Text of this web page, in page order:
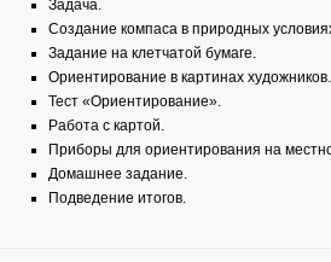
Задача.
Создание компаса в природных
Задание на клетчатой бумаге.
Ориентирование в картинах художников.
Тест «Ориентирование».
Работа с картой.
Приборы для ориентирования на
Домашнее задание.
Подведение итогов.